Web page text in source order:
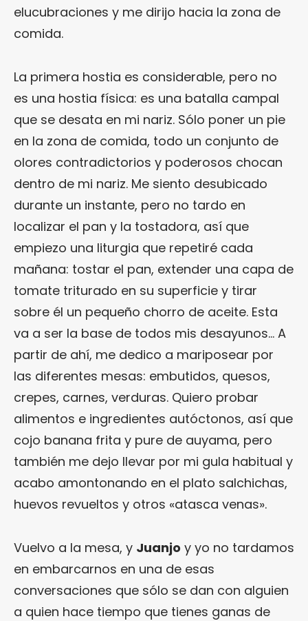
elucubraciones y me dirijo hacia la zona de
comida.
La primera hostia es considerable, pero no
es una hostia física: es una batalla campal
que se desata en mi nariz. Sólo poner un pie
en la zona de comida, todo un conjunto de
olores contradictorios y poderosos chocan
dentro de mi nariz. Me siento desubicado
durante un instante, pero no tardo en
localizar el pan y la tostadora, así que
empiezo una liturgia que repetiré cada
mañana: tostar el pan, extender una capa de
tomate triturado en su superficie y tirar
sobre él un pequeño chorro de aceite. Esta
va a ser la base de todos mis desayunos… A
partir de ahí, me dedico a mariposear por
las diferentes mesas: embutidos, quesos,
crepes, carnes, verduras. Quiero probar
alimentos e ingredientes autóctonos, así que
cojo banana frita y pure de auyama, pero
también me dejo llevar por mi gula habitual y
acabo amontonando en el plato salchichas,
huevos revueltos y otros «atasca venas».
Vuelvo a la mesa, y Juanjo y yo no tardamos
en embarcarnos en una de esas
conversaciones que sólo se dan con alguien
a quien hace tiempo que tienes ganas de